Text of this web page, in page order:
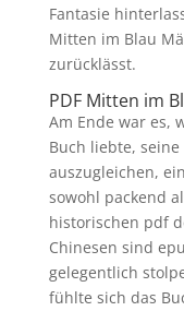
Fantasie
Mitten im Blau
zurücklässt.
PDF Mitten im
Am Ende war es,
Buch liebte,
auszugleichen,
sowohl packend
historischen pdf
Chinesen sind
gelegentlich
fühlte sich das